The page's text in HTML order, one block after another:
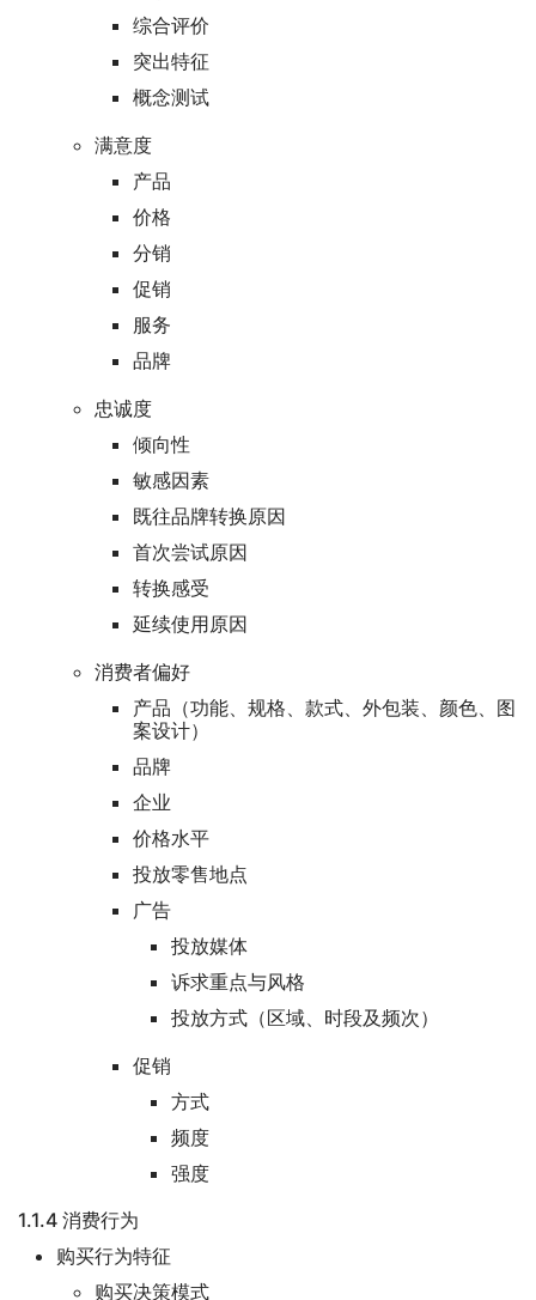
综合评价
突出特征
概念测试
满意度
产品
价格
分销
促销
服务
品牌
忠诚度
倾向性
敏感因素
既往品牌转换原因
首次尝试原因
转换感受
延续使用原因
消费者偏好
产品（功能、规格、款式、外包装、颜色、图
案设计）
品牌
企业
价格水平
投放零售地点
广告
投放媒体
诉求重点与风格
投放方式（区域、时段及频次）
促销
方式
频度
强度
1.1.4 消费行为
购买行为特征
购买决策模式